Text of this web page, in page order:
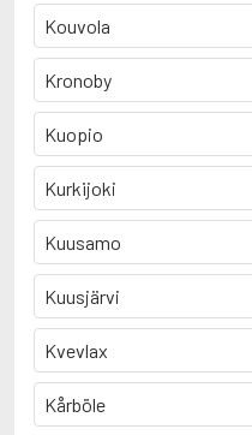
Kouvola
Kronoby
Kuopio
Kurkijoki
Kuusamo
Kuusjärvi
Kvevlax
Kårböle